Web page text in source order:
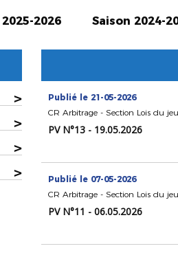
2026 Saison 2024-
>
>
>
>
Publié le 21-05-2026
CR Arbitrage - Section Lois du jeu
PV N°13 - 19.05.2026
Publié le 07-05-2026
CR Arbitrage - Section Lois du jeu
PV N°11 - 06.05.2026